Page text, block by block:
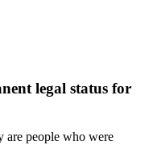
legal status for
people who were